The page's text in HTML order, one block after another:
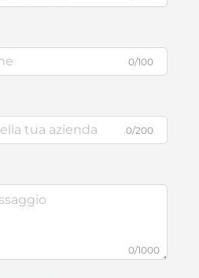
0/100
0/200
0/1000